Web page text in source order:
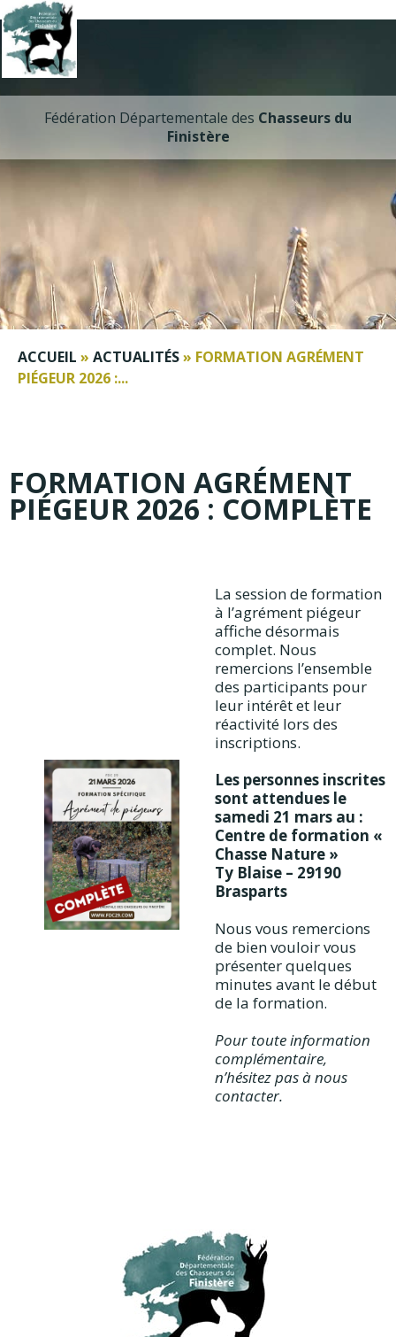
Fédération Départementale des Chasseurs du
Finistère
ACCUEIL » ACTUALITÉS» FORMATION AGRÉMENT
PIÉGEUR 2026 :...
FORMATION AGRÉMENT
PIÉGEUR 2026 : COMPLÈTE
La session de formation
à l’agrément piégeur
affiche désormais
complet. Nous
remercions l’ensemble
des participants pour
leur intérêt et leur
réactivité lors des
inscriptions.
Les personnes inscrites
sont attendues le
samedi 21 mars au :
Centre de formation «
Chasse Nature »
Ty Blaise – 29190
Brasparts
Nous vous remercions
de bien vouloir vous
présenter quelques
minutes avant le début
de la formation.
Pour toute information
complémentaire,
n’hésitez pas à nous
contacter.